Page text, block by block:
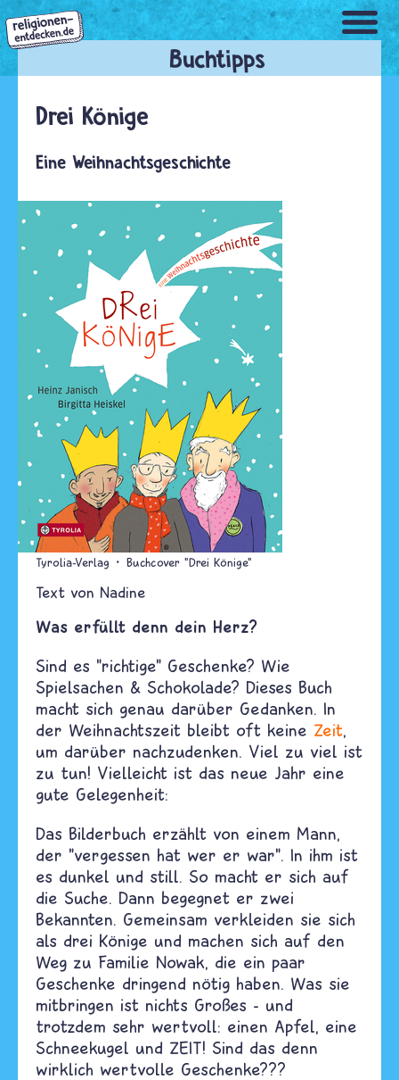
Direkt
zum
Inhalt
Drei Könige
Eine Weihnachtsgeschichte
Tyrolia-Verlag Buchcover "Drei Könige"
Text von Nadine
Was erfüllt denn dein Herz?
Sind es "richtige" Geschenke? Wie
Spielsachen & Schokolade? Dieses Buch
macht sich genau darüber Gedanken. In
der Weihnachtszeit bleibt oft keine Zeit,
um darüber nachzudenken. Viel zu viel ist
zu tun! Vielleicht ist das neue Jahr eine
gute Gelegenheit:
Das Bilderbuch erzählt von einem Mann,
der "vergessen hat wer er war". In ihm ist
es dunkel und still. So macht er sich auf
die Suche. Dann begegnet er zwei
Bekannten. Gemeinsam verkleiden sie sich
als drei Könige und machen sich auf den
Weg zu Familie Nowak, die ein paar
Geschenke dringend nötig haben. Was sie
mitbringen ist nichts Großes - und
trotzdem sehr wertvoll: einen Apfel, eine
Schneekugel und ZEIT! Sind das denn
wirklich wertvolle Geschenke???